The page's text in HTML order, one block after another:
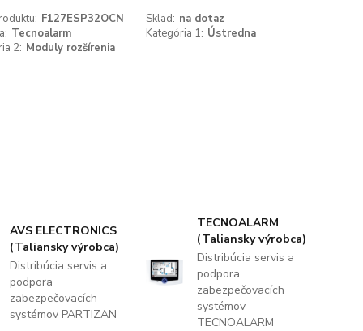
F127ESP32OCN Sklad: na dotaz
Tecnoalarm Kategória 1: Ústredna
2: Moduly rozšírenia
AVS ELECTRONICS
(Taliansky výrobca)
Distribúcia servis a
podpora
zabezpečovacích
systémov PARTIZAN
TECNOALARM
(Taliansky výrobca)
Distribúcia servis a
podpora
zabezpečovacích
systémov
TECNOALARM